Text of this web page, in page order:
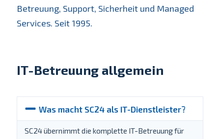
IT für Ärzte & Ordinationen
FAQ – Häufige Fragen
Kontakt & Anfahrt
Betreuung, Support, Sicherheit und Managed
Services. Seit 1995.
IT-Betreuung allgemein
Was macht SC24 als IT-Dienstleister?
SC24 übernimmt die komplette IT-Betreuung für